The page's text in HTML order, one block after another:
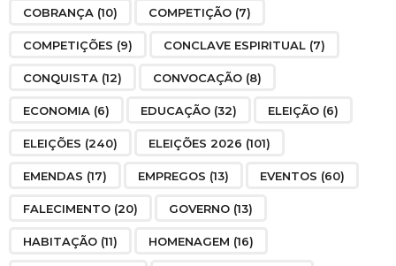
COBRANÇA (10) COMPETIÇÃO (7)
COMPETIÇÕES (9) CONCLAVE ESPIRITUAL (7)
CONQUISTA (12) CONVOCAÇÃO (8)
ECONOMIA (6) EDUCAÇÃO (32) ELEIÇÃO (6)
ELEIÇÕES (240) ELEIÇÕES 2026 (101)
EMENDAS (17) EMPREGOS (13) EVENTOS (60)
FALECIMENTO (20) GOVERNO (13)
HABITAÇÃO (11) HOMENAGEM (16)